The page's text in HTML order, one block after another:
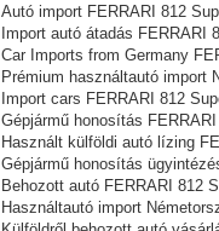
Autó import FERRARI 812
Import autó átadás FERRARI
Car Imports from Germany
Prémium használtautó import
Import cars FERRARI 812
Gépjármű honosítás
Használt külföldi autó lízing
Gépjármű honosítás
Behozott autó FERRARI 812
Használtautó import